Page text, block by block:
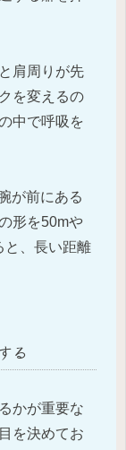
肩周りが先
を変えるの
中で呼吸を
が前にある
形を50mや
と、長い距離
る
かが重要な
を決めてお